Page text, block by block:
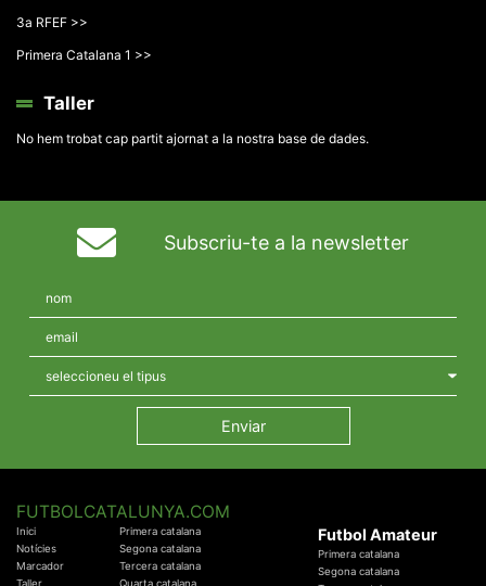
3a RFEF >>
Primera Catalana 1 >>
Taller
No hem trobat cap partit ajornat a la nostra base de dades.
Subscriu-te a la newsletter
FUTBOLCATALUNYA.COM
Inici
Notícies
Marcador
Taller
Primera catalana
Segona catalana
Tercera catalana
Quarta catalana
Futbol Amateur
Primera catalana
Segona catalana